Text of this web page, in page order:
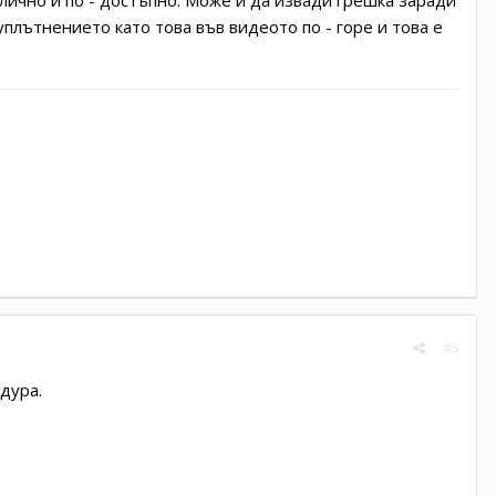
като това във видеото по - горе и това е
#5